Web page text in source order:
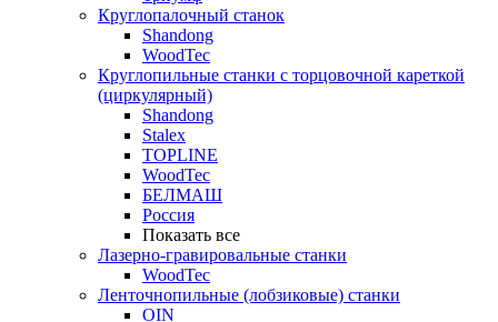
Круглопалочный станок
Shandong
WoodTec
Круглопильные станки с торцовочной кареткой
(циркулярный)
Shandong
Stalex
TOPLINE
WoodTec
БЕЛМАШ
Россия
Показать все
Лазерно-гравировальные станки
WoodTec
Ленточнопильные (лобзиковые) станки
OIN